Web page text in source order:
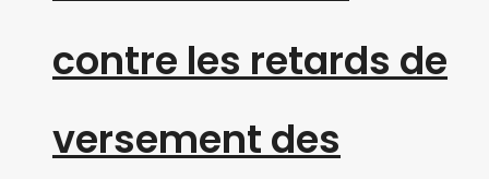
contre les retards de
versement des